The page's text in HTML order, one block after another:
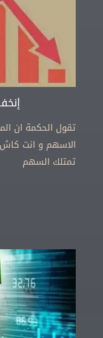
تقول الحكمة ان
تمتلك السهم